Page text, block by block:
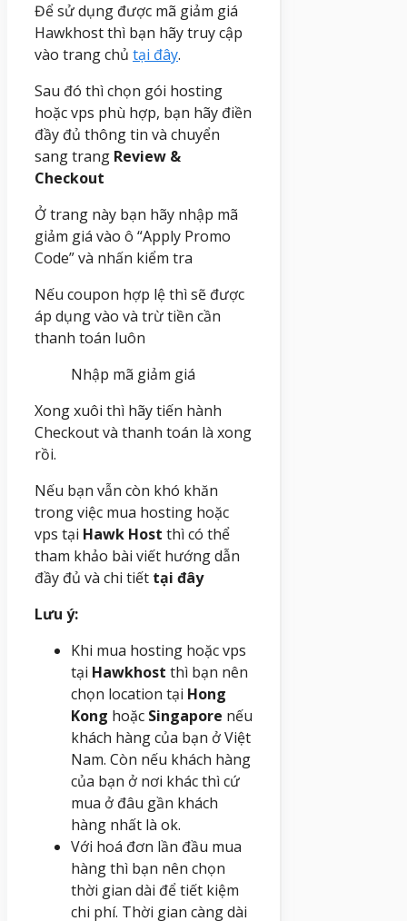
Để sử dụng được mã giảm giá
Hawkhost thì bạn hãy truy cập
vào trang chủ tại đây.
Sau đó thì chọn gói hosting
hoặc vps phù hợp, bạn hãy điền
đầy đủ thông tin và chuyển
sang trang Review &
Checkout
Ở trang này bạn hãy nhập mã
giảm giá vào ô “Apply Promo
Code” và nhấn kiểm tra
Nếu coupon hợp lệ thì sẽ được
áp dụng vào và trừ tiền cần
thanh toán luôn
Nhập mã giảm giá
Xong xuôi thì hãy tiến hành
Checkout và thanh toán là xong
rồi.
Nếu bạn vẫn còn khó khăn
trong việc mua hosting hoặc
vps tại Hawk Host thì có thể
tham khảo bài viết hướng dẫn
đầy đủ và chi tiết tại đây
Lưu ý:
Khi mua hosting hoặc vps
tại Hawkhost thì bạn nên
chọn location tại Hong
Kong hoặc Singapore nếu
khách hàng của bạn ở Việt
Nam. Còn nếu khách hàng
của bạn ở nơi khác thì cứ
mua ở đâu gần khách
hàng nhất là ok.
Với hoá đơn lần đầu mua
hàng thì bạn nên chọn
thời gian dài để tiết kiệm
chi phí. Thời gian càng dài